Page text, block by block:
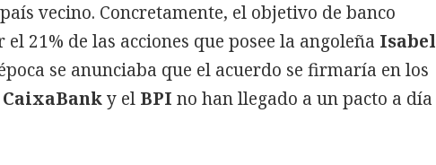
vecino. Concretamente, el objetivo de banco
21% de las acciones que posee la angoleña Isabel
se anunciaba que el acuerdo se firmaría en los
CaixaBanky el BPI no han llegado a un pacto a día